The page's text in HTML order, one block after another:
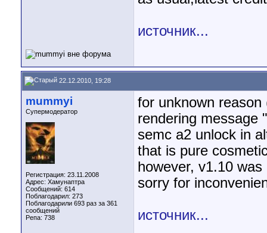
источник...
22.12.2010, 19:28
mummyi
Супермодератор
Регистрация: 23.11.2008
Адрес: Хамунаптра
Сообщений: 614
Поблагодарил: 273
Поблагодарили 693 раз за 361
сообщений
Репа: 738
for unknown
rendering message
semc a2 unlock in
that is pure
however, v1.10
sorry for
источник...